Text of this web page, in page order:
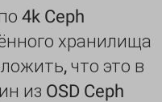
4k Ceph
хранилища
что это в
из OSD Ceph